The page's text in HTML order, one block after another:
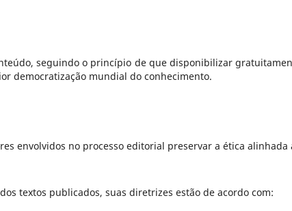
seguindo o princípio de que disponibilizar
democratização mundial do conhecimento.
envolvidos no processo editorial preservar a ética alinhada
textos publicados, suas diretrizes estão de acordo com: